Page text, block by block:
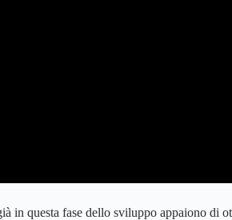
in questa fase dello sviluppo appaiono di